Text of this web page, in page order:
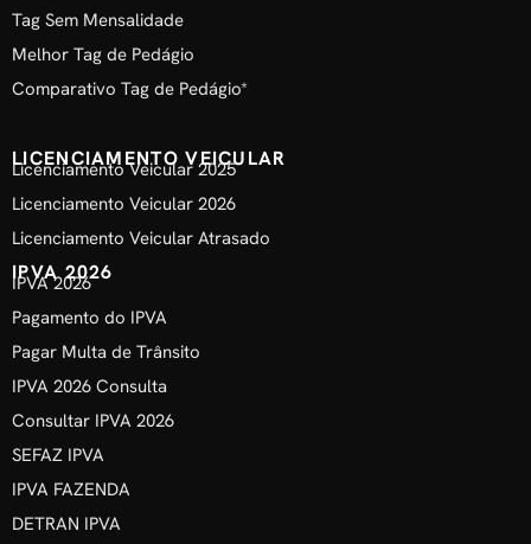
Tag Sem Mensalidade
Melhor Tag de Pedágio
Comparativo Tag de Pedágio*
LICENCIAMENTO VEICULAR
Licenciamento Veicular 2025
Licenciamento Veicular 2026
Licenciamento Veicular Atrasado
IPVA 2026
IPVA 2026
Pagamento do IPVA
Pagar Multa de Trânsito
IPVA 2026 Consulta
Consultar IPVA 2026
SEFAZ IPVA
IPVA FAZENDA
DETRAN IPVA